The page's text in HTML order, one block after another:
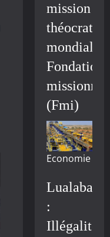
mission
mondiale/
Fondation
(Fmi)
Economie
Lualaba
:
Illégalité